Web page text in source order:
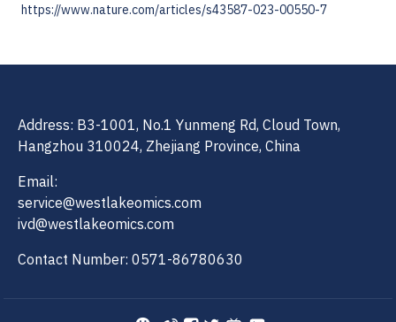
https://www.nature.com/articles/s43587-023-00550-7
Address: B3-1001, No.1 Yunmeng Rd, Cloud Town,
Hangzhou 310024, Zhejiang Province, China
Email:
service@westlakeomics.com
ivd@westlakeomics.com
Contact Number: 0571-86780630